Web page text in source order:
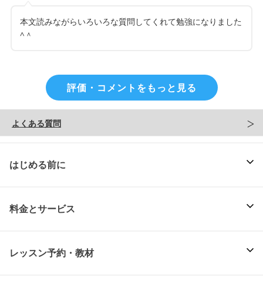
本文読みながらいろいろな質問してくれて勉強になりました
^＾
評価・コメントをもっと見る
よくある質問
はじめる前に
料金とサービス
レッスン予約・教材